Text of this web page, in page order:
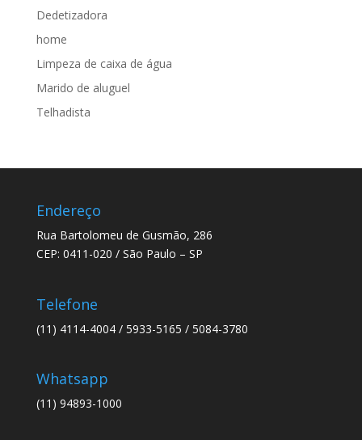
Dedetizadora
home
Limpeza de caixa de água
Marido de aluguel
Telhadista
Endereço
Rua Bartolomeu de Gusmão, 286
CEP: 0411-020 / São Paulo – SP
Telefone
(11) 4114-4004 / 5933-5165 / 5084-3780
Whatsapp
(11) 94893-1000